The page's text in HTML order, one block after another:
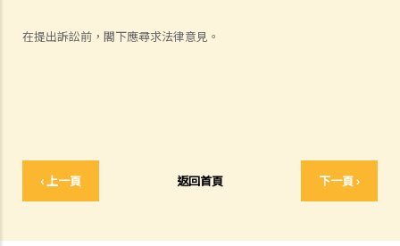
在提出訴訟前，閣下應尋求法律意見。
‹ 上一頁 返回首頁 下一頁 ›
我的家人在意外中身亡。我可否代表死者展開人身傷亡訴訟？在控告犯